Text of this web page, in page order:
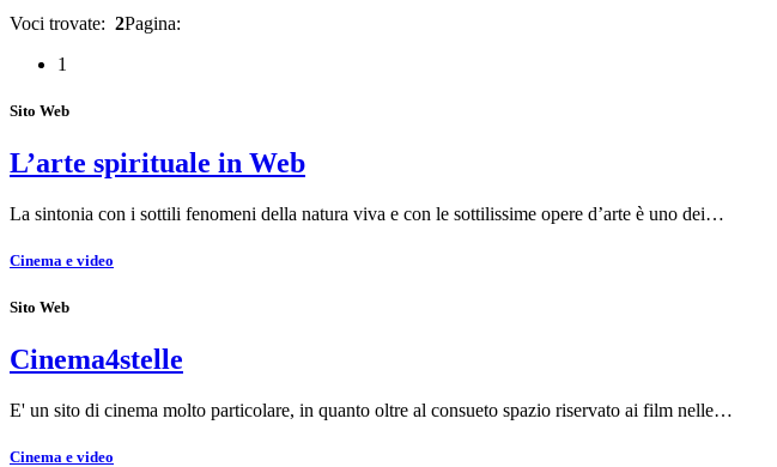
Voci trovate: 2Pagina:
1
Sito Web
L’arte spirituale in Web
La sintonia con i sottili fenomeni della natura viva e con le sottilissime opere d’arte è uno dei…
Cinema e video
Sito Web
Cinema4stelle
E' un sito di cinema molto particolare, in quanto oltre al consueto spazio riservato ai film nelle…
Cinema e video